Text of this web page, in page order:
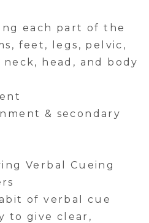
each part of the
feet, legs, pelvic,
head, and body
& secondary
Verbal Cueing
of verbal cue
to give clear,